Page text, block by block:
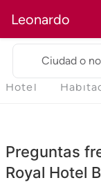
Leonardo
Ciudad o
Hotel
Preguntas
Royal Hotel